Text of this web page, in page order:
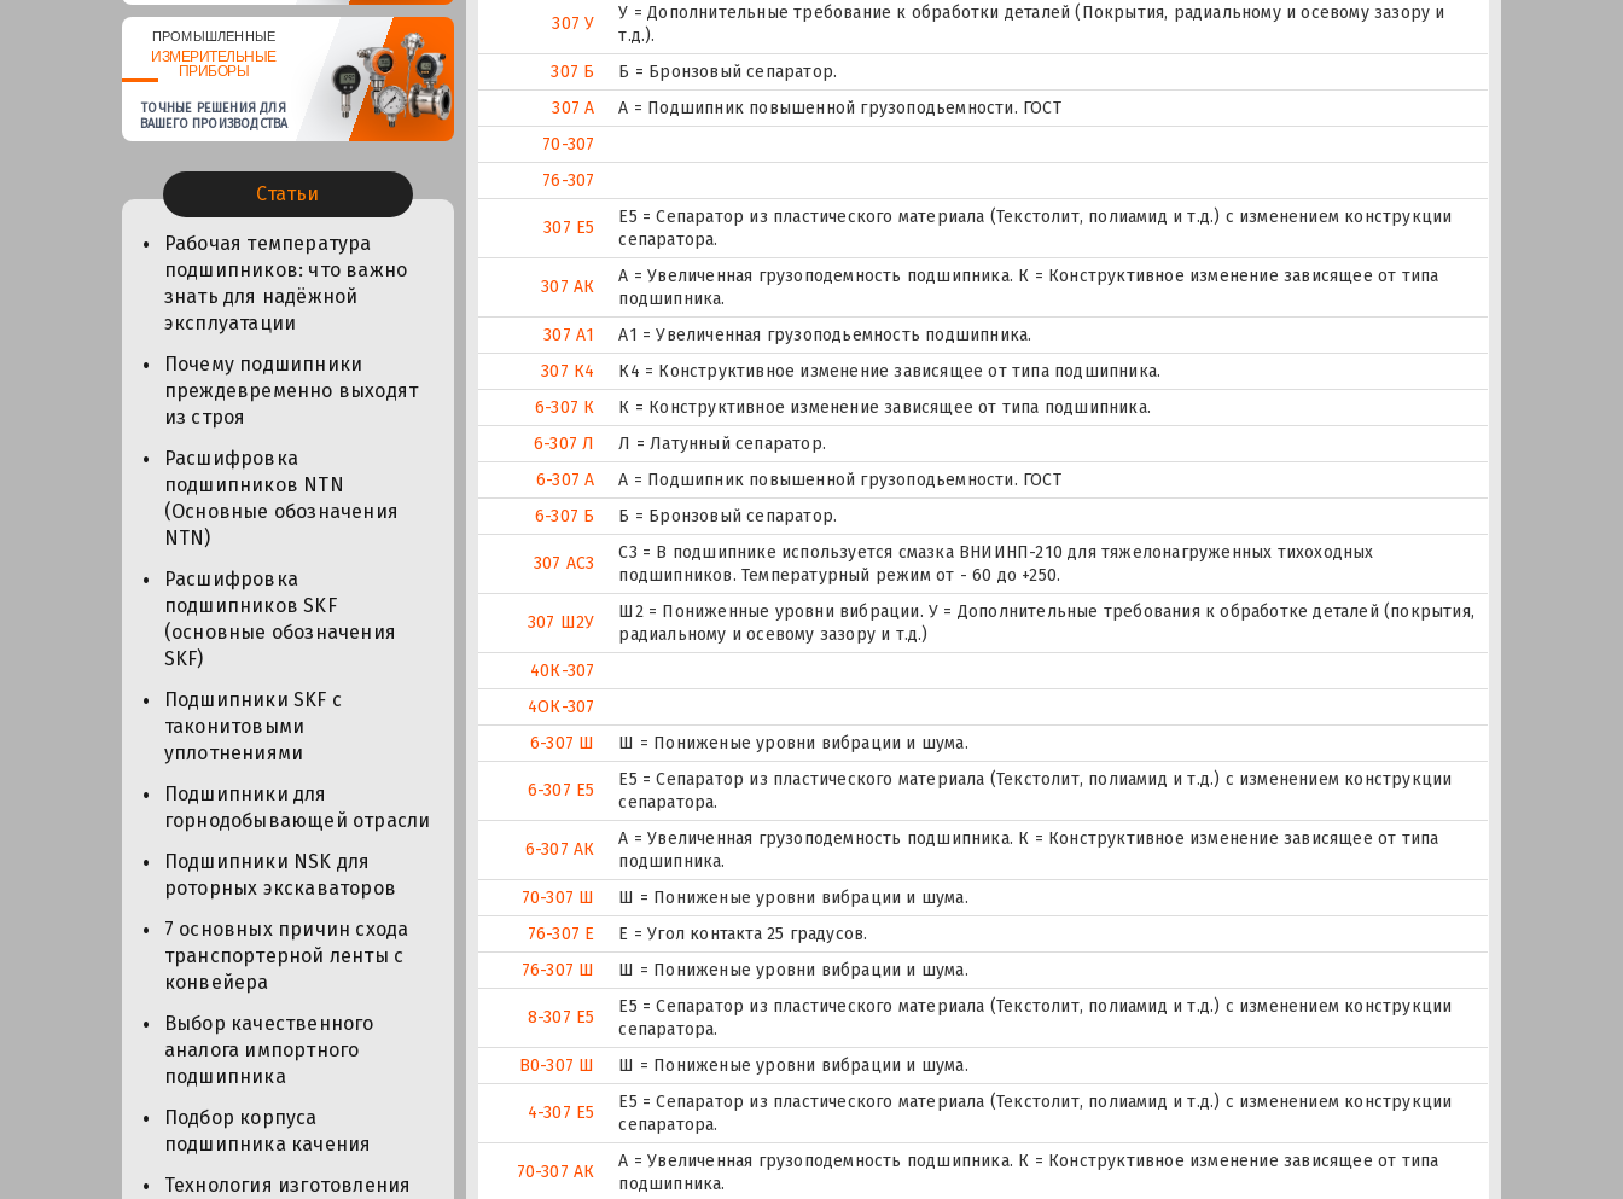
ПРОМЫШЛЕННЫЕ
ИЗМЕРИТЕЛЬНЫЕ
ПРИБОРЫ
ТОЧНЫЕ РЕШЕНИЯ ДЛЯ
ВАШЕГО ПРОИЗВОДСТВА
Статьи
Рабочая температура
подшипников: что важно
знать для надёжной
эксплуатации
Почему подшипники
преждевременно выходят
из строя
Расшифровка
подшипников NTN
(Основные обозначения
NTN)
Расшифровка
подшипников SKF
(основные обозначения
SKF)
Подшипники SKF с
таконитовыми
уплотнениями
Подшипники для
горнодобывающей отрасли
Подшипники NSK для
роторных экскаваторов
7 основных причин схода
транспортерной ленты с
конвейера
Выбор качественного
аналога импортного
подшипника
Подбор корпуса
подшипника качения
Технология изготовления
307 У
У = Дополнительные требование к обработки деталей (Покрытия, радиальному и осевому зазору и
т.д.).
307 Б
Б = Бронзовый сепаратор.
307 А
А = Подшипник повышенной грузоподьемности. ГОСТ
70-307
76-307
307 Е5
Е5 = Сепаратор из пластического материала (Текстолит, полиамид и т.д.) с изменением конструкции
сепаратора.
307 АК
А = Увеличенная грузоподемность подшипника. К = Конструктивное изменение зависящее от типа
подшипника.
307 А1
А1 = Увеличенная грузоподьемность подшипника.
307 К4
К4 = Конструктивное изменение зависящее от типа подшипника.
6-307 К
К = Конструктивное изменение зависящее от типа подшипника.
6-307 Л
Л = Латунный сепаратор.
6-307 А
А = Подшипник повышенной грузоподьемности. ГОСТ
6-307 Б
Б = Бронзовый сепаратор.
307 АС3
С3 = В подшипнике используется смазка ВНИИНП-210 для тяжелонагруженных тихоходных
подшипников. Температурный режим от - 60 до +250.
307 Ш2У
Ш2 = Пониженные уровни вибрации. У = Дополнительные требования к обработке деталей (покрытия,
радиальному и осевому зазору и т.д.)
40К-307
4ОК-307
6-307 Ш
Ш = Пониженые уровни вибрации и шума.
6-307 Е5
Е5 = Сепаратор из пластического материала (Текстолит, полиамид и т.д.) с изменением конструкции
сепаратора.
6-307 АК
А = Увеличенная грузоподемность подшипника. К = Конструктивное изменение зависящее от типа
подшипника.
70-307 Ш
Ш = Пониженые уровни вибрации и шума.
76-307 Е
E = Угол контакта 25 градусов.
76-307 Ш
Ш = Пониженые уровни вибрации и шума.
8-307 Е5
Е5 = Сепаратор из пластического материала (Текстолит, полиамид и т.д.) с изменением конструкции
сепаратора.
В0-307 Ш
Ш = Пониженые уровни вибрации и шума.
4-307 Е5
Е5 = Сепаратор из пластического материала (Текстолит, полиамид и т.д.) с изменением конструкции
сепаратора.
70-307 АК
А = Увеличенная грузоподемность подшипника. К = Конструктивное изменение зависящее от типа
подшипника.